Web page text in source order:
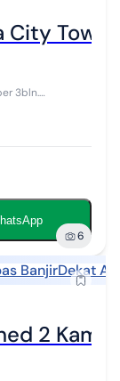
City
3bln.
6
BanjirDekat
2